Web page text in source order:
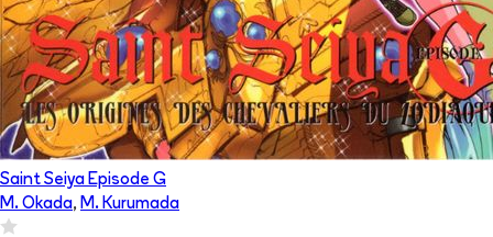
Saint Seiya Episode G
M. Okada, M. Kurumada